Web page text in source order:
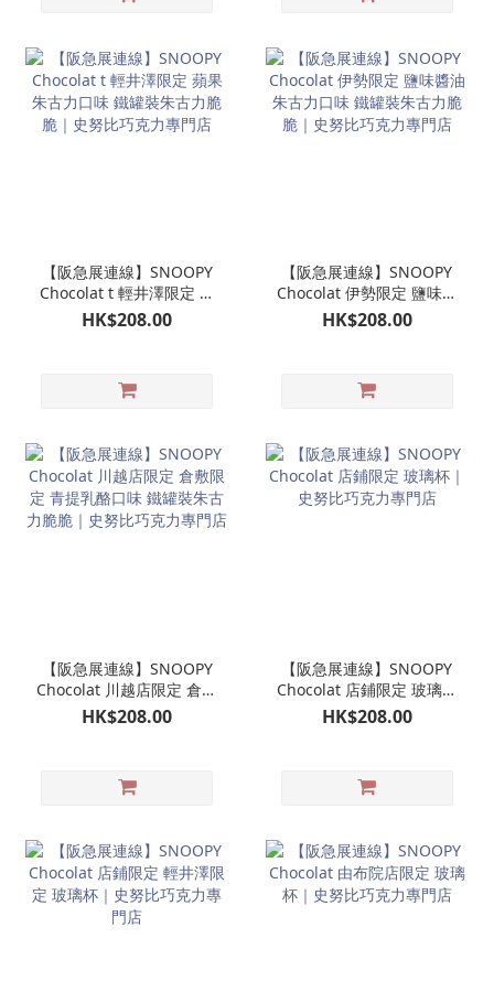
【阪急展連線】SNOOPY
Chocolat t 輕井澤限定 蘋
果朱古力口味 鐵罐裝朱古
HK$208.00
【阪急展連線】SNOOPY
Chocolat 伊勢限定 鹽味醬
油朱古力口味 鐵罐裝朱古
HK$208.00
【阪急展連線】SNOOPY
Chocolat 川越店限定 倉敷
限定 青提乳酪口味 鐵罐裝
朱古力脆脆｜史努比巧克
HK$208.00
【阪急展連線】SNOOPY
Chocolat 店鋪限定 玻璃杯
｜史努比巧克力專門店
HK$208.00